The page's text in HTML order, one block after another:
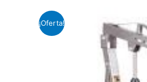
¡Oferta!